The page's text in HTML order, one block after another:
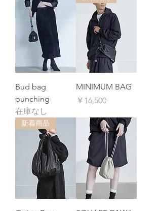
Bud bag
punching
在庫なし
MINIMUM BAG
価格
￥16,500
新着商品